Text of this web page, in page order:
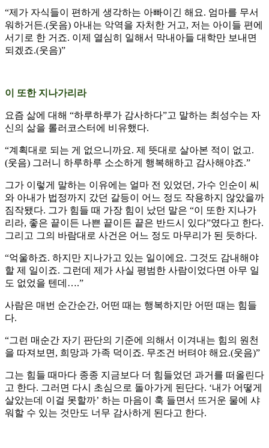
“제가 자식들이 편하게 생각하는 아빠이긴 해요. 엄마를 무서
워하거든.(웃음) 아내는 악역을 자처한 거고, 저는 아이들 편에
서기로 한 거죠. 이제 열심히 일해서 막내아들 대학만 보내면
되겠죠.(웃음)”
이 또한 지나가리라
요즘 삶에 대해 “하루하루가 감사하다”고 말하는 최성수는 자
신의 삶을 롤러코스터에 비유했다.
“계획대로 되는 게 없으니까요. 제 뜻대로 살아본 적이 없고.
(웃음) 그러니 하루하루 소소하게 행복해하고 감사해야죠.”
그가 이렇게 말하는 이유에는 얼마 전 있었던, 가수 인순이 씨
와 아내가 법정까지 갔던 갈등이 어느 정도 작용하지 않았을까
짐작됐다. 그가 힘들 때 가장 힘이 났던 말은 “이 또한 지나가
리라, 좋은 끝이든 나쁜 끝이든 끝은 반드시 있다”였다고 한다.
그리고 그의 바람대로 사건은 어느 정도 마무리가 된 듯하다.
“억울하죠. 하지만 지나가고 있는 일이에요. 그것도 감내해야
할 제 일이죠. 그런데 제가 사실 평범한 사람이었다면 아무 일
도 없었을 텐데….”
사람은 매번 순간순간, 어떤 때는 행복하지만 어떤 때는 힘들
다.
“그런 매순간 자기 판단의 기준에 의해서 이겨내는 힘의 원천
을 따져보면, 희망과 가족 덕이죠. 무조건 버텨야 해요.(웃음)”
그는 힘들 때마다 종종 지금보다 더 힘들었던 과거를 떠올린다
고 한다. 그러면 다시 초심으로 돌아가게 된단다. ‘내가 어떻게
살았는데 이걸 못할까’ 하는 마음이 훅 들면서 뜨거운 물에 샤
워할 수 있는 것만도 너무 감사하게 된다고 한다.